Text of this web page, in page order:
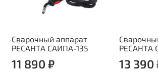
Сварочный аппарат
РЕСАНТА САИПА-135
11 890 ₽
РЕСАНТА
13 390